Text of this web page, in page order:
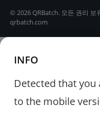
© 2026 QRBatch. 모든 권리 보
qrbatch.com
INFO
Detected that
to the mobile